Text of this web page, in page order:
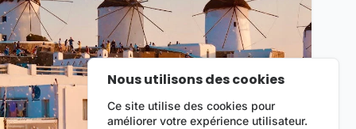
Nous utilisons des cookies
Ce site utilise des cookies pour
améliorer votre expérience utilisateur.